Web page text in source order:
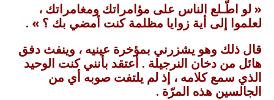
« لو اطّـلع الناس على مؤامراتك ومغامراتك ،
لعلموا إلى أية زوايا مظلمة كنت أمضي بك ؟ » .
قال ذلك وهو يشزرني بمؤخرة عينيه ، وينفث دفق
هائل من دخان النرجيلة . أعتقد بأنني كنت الوحيد
الذي سمع كلامه ، إذ لم يلتفت صوبه أي من
الجالسين هذه المرّة .